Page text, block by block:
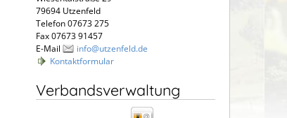
79694 Utzenfeld
Telefon 07673 275
Fax 07673 91457
E-Mail
info@utzenfeld.de
Kontaktformular
Verbandsverwaltung